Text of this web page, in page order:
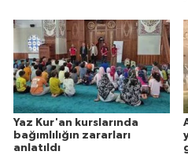
Yaz Kur'an kurslarında
bağımlılığın zararları
anlatıldı